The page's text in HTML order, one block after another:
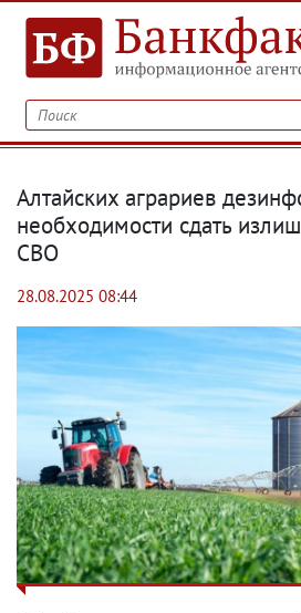
Алтайских аграриев
необходимости сдать
СВО
28.08.2025 08:44